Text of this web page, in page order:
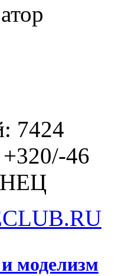
7424
46
моделизм